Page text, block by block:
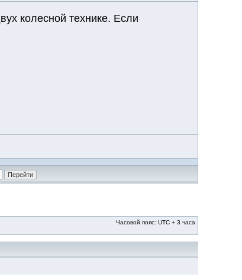
колесной технике. Если
Часовой пояс: UTC + 3 часа